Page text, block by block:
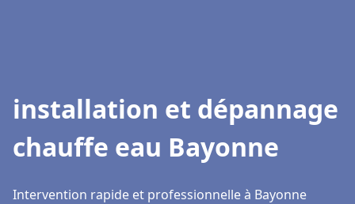
installation et dépannage
chauffe eau Bayonne
Intervention rapide et professionnelle à Bayonne